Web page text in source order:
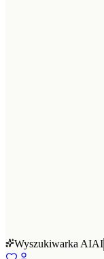
Wyszukiwarka AIAI